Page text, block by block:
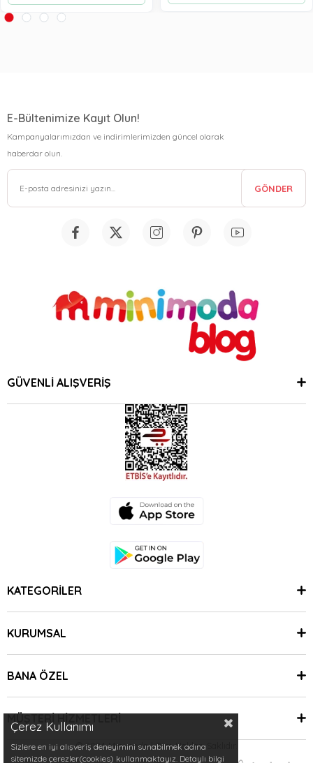
E-Bültenimize Kayıt Olun!
Kampanyalarımızdan ve indirimlerimizden güncel olarak
haberdar olun.
GÖNDER
GÜVENLİ ALIŞVERİŞ
KATEGORİLER
KURUMSAL
BANA ÖZEL
MÜŞTERİ HİZMETLERİ
© 2024 Minimoda | Tüm Hakları Saklıdır.
Çerez Kullanımı
Sizlere en iyi alışveriş deneyimini sunabilmek adına
sitemizde çerezler(cookies) kullanmaktayız. Detaylı bilgi